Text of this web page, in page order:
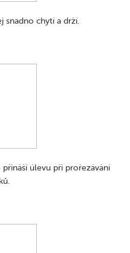
snadno chytí a drží.
úlevu při prořezávání